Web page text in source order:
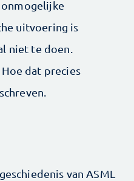
uitvoering is
niet te doen.
dat precies
van ASML